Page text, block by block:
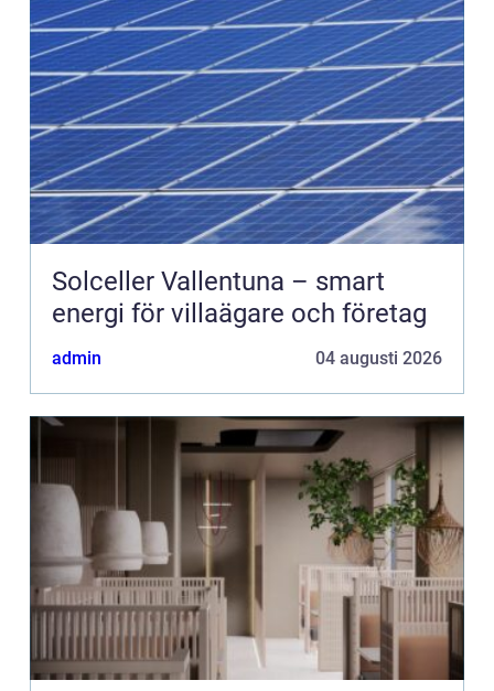
Solceller Vallentuna – smart
energi för villaägare och företag
admin 04 augusti 2026